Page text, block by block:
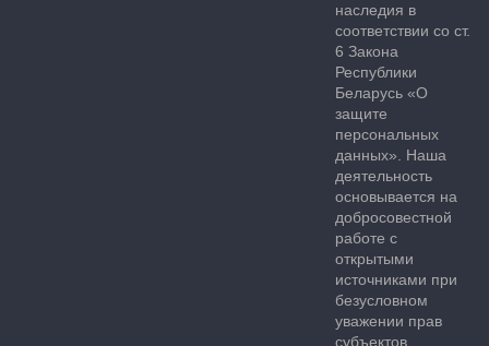
наследия в
соответствии со ст.
6 Закона
Республики
Беларусь «О
защите
персональных
данных». Наша
деятельность
основывается на
добросовестной
работе с
открытыми
источниками при
безусловном
уважении прав
субъектов